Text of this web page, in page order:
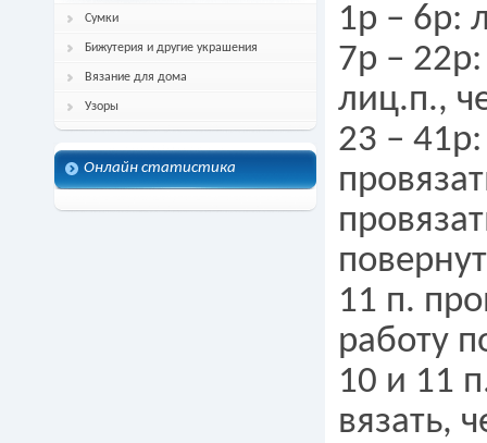
Сумки
Бижутерия и другие украшения
Вязание для дома
Узоры
Онлайн статистика
1р – 6р:
7р –
лиц.п.,
23 – 41р:
11 п.
работу
10 и 11
вязать,